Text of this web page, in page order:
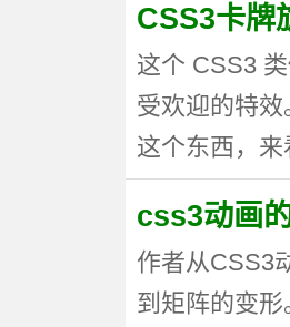
CSS3卡牌
这个 CSS3
受欢迎的特
这个东西，
css3动画
作者从CSS3
到矩阵的变